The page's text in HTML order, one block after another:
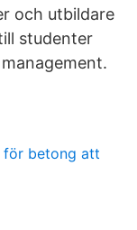
och utbildare
studenter
för betong att